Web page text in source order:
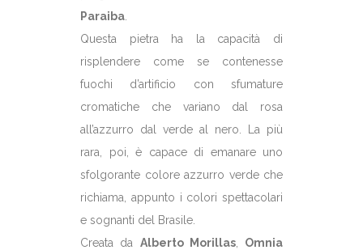
Paraiba
Questa pietra ha la capacità di
risplendere come se contenesse
fuochi d’artificio con sfumature
cromatiche che variano dal rosa
all’azzurro dal verde al nero. La più
rara, poi, è capace di emanare uno
sfolgorante colore azzurro verde che
richiama, appunto i colori spettacolari
e sognanti del Brasile.
Creata da Alberto Morillas, Omnia